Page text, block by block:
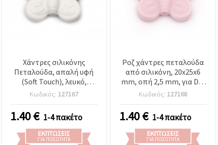
Χάντρες σιλικόνης
Πεταλούδα, απαλή υφή
(Soft Touch), λευκό,
20x25x6 mm, τρύπα 2,5
mm – 2 τεμ. | για
κατασκευή κοσμημάτων,
βραχιολιών, κολιέ και
διακόσμηση (DIY, Χόμπι &
Χειροτεχνία)
Κωδικός: 127167
1.40€ 1-4 πακέτο
ΕΚΠΤΏΣΕΙΣ
ΓΙΑ ΠΟΣΌΤΗΤΑ
Ροζ χάντρες πεταλούδα
από σιλικόνη, 20x25x6
mm, οπή 2,5 mm, για DIY
κατασκευή κοσμημάτων,
2 τεμ.
Κωδικός: 127168
1.40€ 1-4 πακέτο
ΕΚΠΤΏΣΕΙΣ
ΓΙΑ ΠΟΣΌΤΗΤΑ